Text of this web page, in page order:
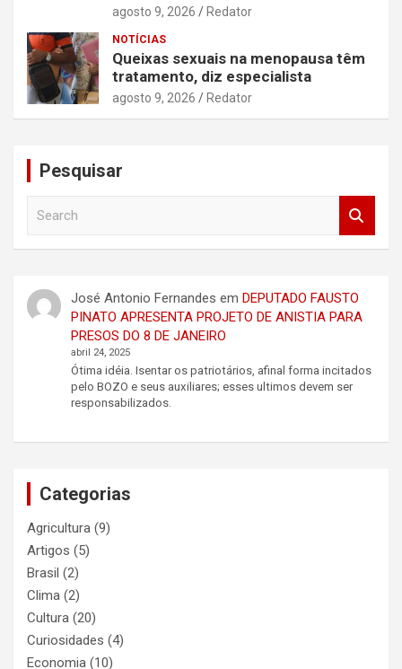
agosto 9, 2026 Redator
NOTÍCIAS
Queixas sexuais na menopausa têm
tratamento, diz especialista
agosto 9, 2026 Redator
Pesquisar
h
José Antonio Fernandes em DEPUTADO FAUSTO
PINATO APRESENTA PROJETO DE ANISTIA PARA
PRESOS DO 8 DE JANEIRO
abril 24, 2025
Ótima idéia. Isentar os patriotários, afinal forma incitados
pelo BOZO e seus auxiliares; esses ultimos devem ser
responsabilizados.
Categorias
Agricultura (9)
Artigos (5)
Brasil (2)
Clima (2)
Cultura (20)
Curiosidades (4)
Economia (10)